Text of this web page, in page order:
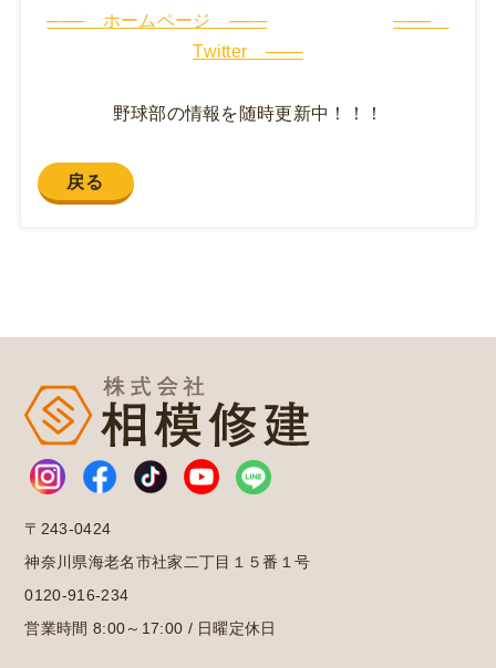
─── ホームページ ───
───
Twitter ───
野球部の情報を随時更新中！！！
戻る
〒243-0424
神奈川県海老名市社家二丁目１５番１号
0120-916-234
営業時間 8:00～17:00 / 日曜定休日